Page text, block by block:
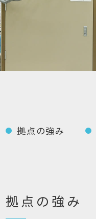
拠点の強み
拠点の強み